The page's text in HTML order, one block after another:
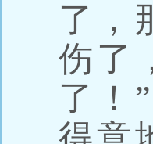
了，
伤了
了！